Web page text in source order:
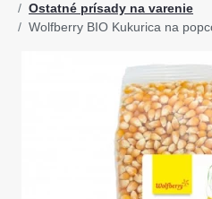
Ostatné prísady na varenie
Wolfberry BIO Kukurica na